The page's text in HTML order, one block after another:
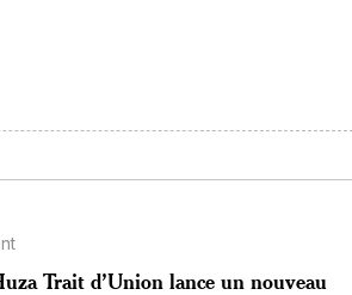
Trait d’Union lance un nouveau